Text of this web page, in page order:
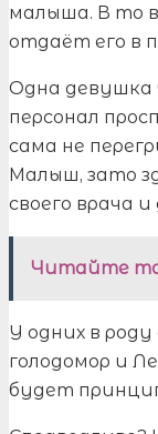
малыша. В то
отдаёт его в
Одна девушка
персонал
сама не
Малыш, зато
своего врача
Читайте
У одних в
голодомор и
будет